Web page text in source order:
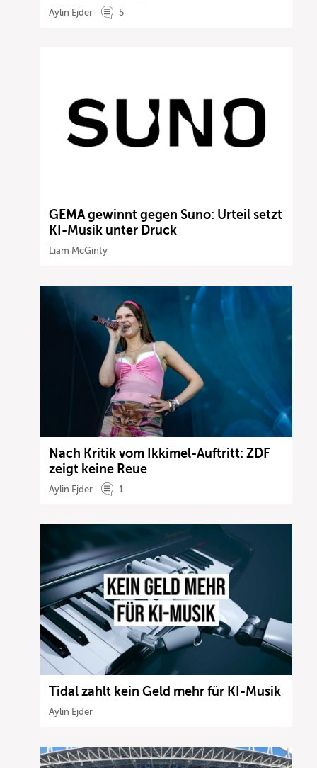
Aylin Ejder 5
GEMA gewinnt gegen Suno: Urteil setzt
KI-Musik unter Druck
Liam McGinty
Nach Kritik vom Ikkimel-Auftritt: ZDF
zeigt keine Reue
Aylin Ejder 1
Tidal zahlt kein Geld mehr für KI-Musik
Aylin Ejder